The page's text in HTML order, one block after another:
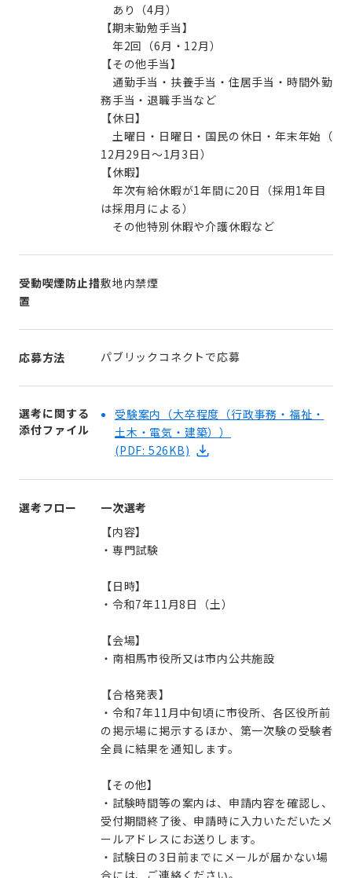
あり（4月）
【期末勤勉手当】
年2回（6月・12月）
【その他手当】
通勤手当・扶養手当・住居手当・時間外勤
務手当・退職手当など
【休日】
土曜日・日曜日・国民の休日・年末年始（
12月29日～1月3日）
【休暇】
年次有給休暇が1年間に20日（採用1年目
は採用月による）
その他特別休暇や介護休暇など
受動喫煙防止措
置
敷地内禁煙
応募方法 パブリックコネクトで応募
選考に関する
添付ファイル
受験案内（大卒程度（行政事務・福祉・
土木・電気・建築））
(PDF: 526KB)
選考フロー
一次選考
【内容】
・専門試験
【日時】
・令和7年11月8日（土）
【会場】
・南相馬市役所又は市内公共施設
【合格発表】
・令和7年11月中旬頃に市役所、各区役所前
の掲示場に掲示するほか、第一次験の受験者
全員に結果を通知します。
【その他】
・試験時間等の案内は、申請内容を確認し、
受付期間終了後、申請時に入力いただいたメ
ールアドレスにお送りします。
・試験日の3日前までにメールが届かない場
合には、ご連絡ください。